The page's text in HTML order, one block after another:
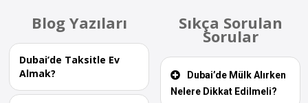
Blog Yazıları
Dubai’de Taksitle Ev
Almak?
Sıkça Sorulan
Sorular
Dubai’de Mülk Alırken
Nelere Dikkat Edilmeli?